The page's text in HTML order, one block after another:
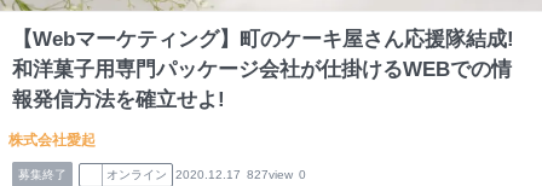
【Webマーケティング】町のケーキ屋さん応援隊結成!
和洋菓子用専門パッケージ会社が仕掛けるWEBでの情
報発信方法を確立せよ!
株式会社愛起
募集終了 オンライン 2020.12.17 827view 0